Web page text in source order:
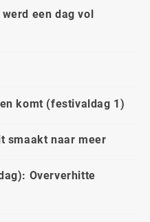
een dag vol
komt (festivaldag 1)
smaakt naar meer
Oververhitte